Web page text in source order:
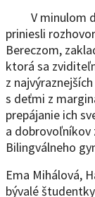
V minulom
priniesli
Bereczom,
ktorá sa
z
s deťmi z
prepájanie ich
a
Bilingválneho
Ema Mihálová,
bývalé